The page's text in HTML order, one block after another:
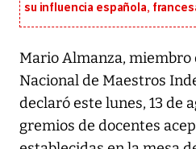
su influencia española,
Mario Almanza, miembro
Nacional de Maestros
declaró este lunes, 13 de
gremios de docentes